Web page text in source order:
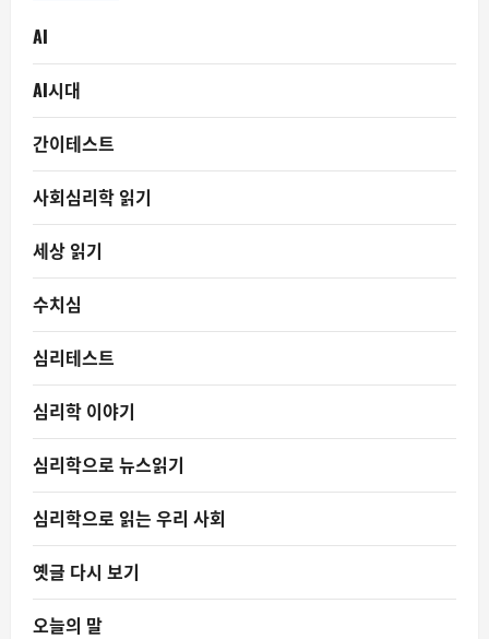
AI
AI시대
간이테스트
사회심리학 읽기
세상 읽기
수치심
심리테스트
심리학 이야기
심리학으로 뉴스읽기
심리학으로 읽는 우리 사회
옛글 다시 보기
오늘의 말